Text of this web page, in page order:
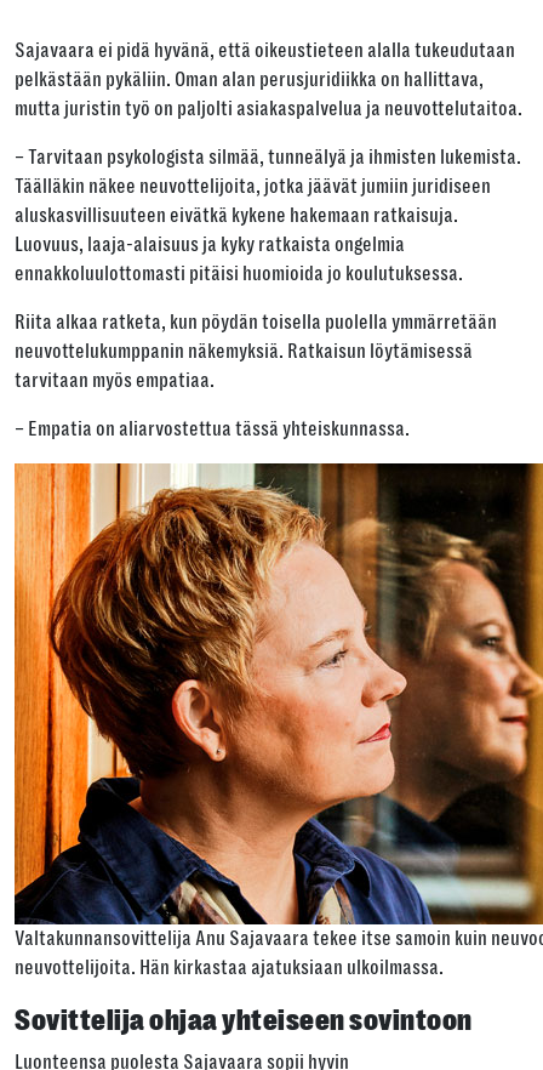
Sajavaara ei pidä hyvänä, että oikeustieteen alalla tukeudutaan
pelkästään pykäliin. Oman alan perusjuridiikka on hallittava,
mutta juristin työ on paljolti asiakaspalvelua ja neuvottelutaitoa.
– Tarvitaan psykologista silmää, tunneälyä ja ihmisten lukemista.
Täälläkin näkee neuvottelijoita, jotka jäävät jumiin juridiseen
aluskasvillisuuteen eivätkä kykene hakemaan ratkaisuja.
Luovuus, laaja-alaisuus ja kyky ratkaista ongelmia
ennakkoluulottomasti pitäisi huomioida jo koulutuksessa.
Riita alkaa ratketa, kun pöydän toisella puolella ymmärretään
neuvottelukumppanin näkemyksiä. Ratkaisun löytämisessä
tarvitaan myös empatiaa.
– Empatia on aliarvostettua tässä yhteiskunnassa.
Valtakunnansovittelija Anu Sajavaara tekee itse samoin kuin
neuvottelijoita. Hän kirkastaa ajatuksiaan ulkoilmassa.
Sovittelija ohjaa yhteiseen sovintoon
Luonteensa puolesta Sajavaara sopii hyvin